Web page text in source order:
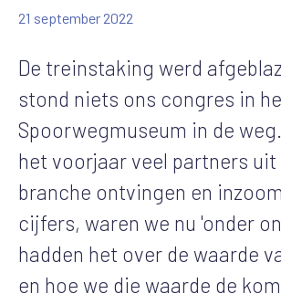
21 september 2022
De treinstaking werd
stond niets ons congres in
Spoorwegmuseum in de
het voorjaar veel partners uit
branche ontvingen en
cijfers, waren we nu 'onder
hadden het over de waarde
en hoe we die waarde de